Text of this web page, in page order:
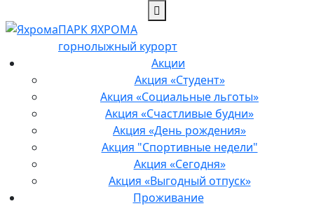
ПАРК ЯХРОМА
горнолыжный курорт
Акции
Акция «Студент»
Акция «Социальные льготы»
Акция «Счастливые будни»
Акция «День рождения»
Акция "Спортивные недели"
Акция «Сегодня»
Акция «Выгодный отпуск»
Проживание